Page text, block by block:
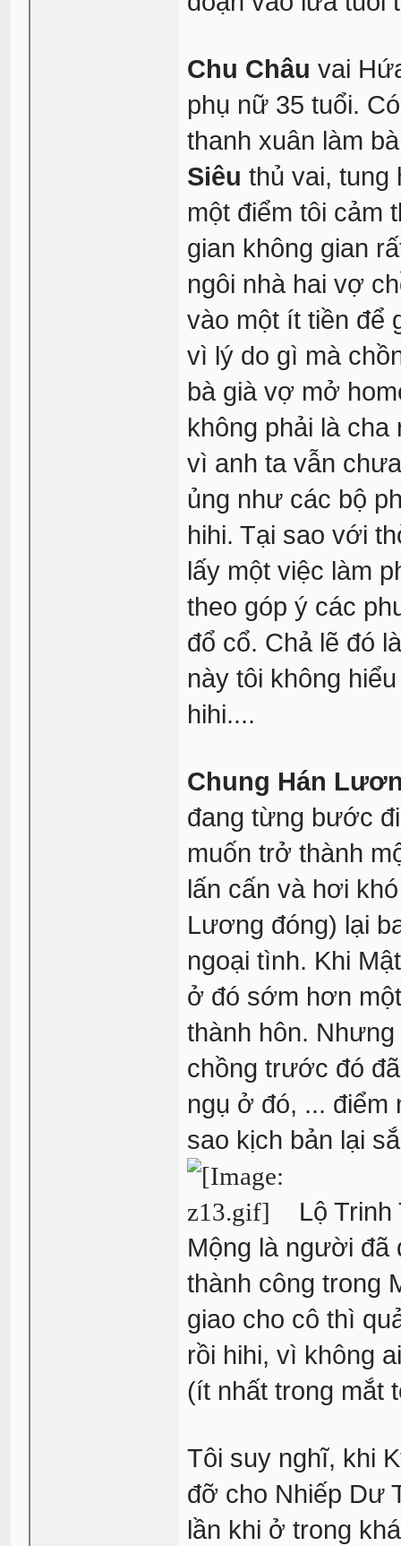
Chu Châu vai
phụ nữ 35 tuổi.
thanh xuân làm
Siêu thủ vai, tung
một điểm tôi cảm
gian không gian
ngôi nhà hai vợ
vào một ít tiền để
vì lý do gì mà
bà già vợ mở
không phải là cha
vì anh ta vẫn
ủng như các bộ
hihi. Tại sao với
lấy một việc làm
theo góp ý các
đổ cổ. Chả lẽ đó
này tôi không
hihi....
Chung Hán
đang từng bước
muốn trở thành
lấn cấn và hơi
Lương đóng) lại
ngoại tình. Khi
ở đó sớm hơn
thành hôn.
chồng trước đó
ngụ ở đó, ... điểm
sao kịch bản lại
Lộ
Mộng là người đã
thành công trong
giao cho cô thì
rồi hihi, vì không
(ít nhất trong mắt
Tôi suy nghĩ, khi
đỡ cho Nhiếp Dư
lần khi ở trong